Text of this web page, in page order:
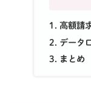
高額請
データ
まとめ